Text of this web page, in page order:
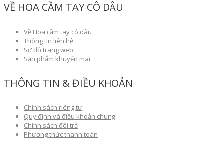
VỀ HOA CẦM TAY CÔ DÂU
Về Hoa cầm tay cô dâu
Thông tin liên hệ
Sơ đồ trang web
Sản phẩm khuyến mãi
THÔNG TIN & ĐIỀU KHOẢN
Chính sách riêng tư
Quy định và điều khoản chung
Chính sách đổi trả
Phương thức thanh toán